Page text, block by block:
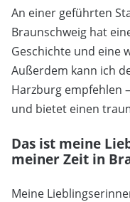
An einer geführten
Braunschweig hat
Geschichte und eine
Außerdem kann ich
Harzburg empfehlen
und bietet einen
Das ist meine
meiner Zeit in
Meine